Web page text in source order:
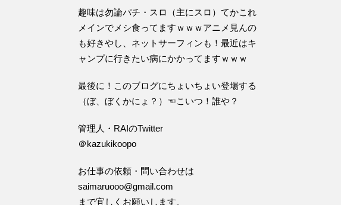
趣味は勿論パチ・スロ（主にスロ）てかこれ
メインでメシ食ってますｗｗｗアニメ見んの
も好きやし、ネットサーフィンも！最近はキ
ャンプに行きたい病にかかってますｗｗｗ
最後に！このブログにちょいちょい登場する
（ぼ、ぼくかにょ？）☜こいつ！誰や？
管理人・RAIのTwitter
＠kazukikoopo
お仕事の依頼・問い合わせは
saimaruooo@gmail.com
まで宜しくお願いします。